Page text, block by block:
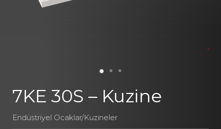
7KE 30S – Kuzine
Endüstriyel Ocaklar/Kuzineler